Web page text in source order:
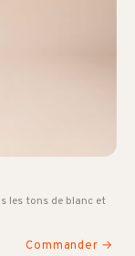
les tons de blanc et
Commander →